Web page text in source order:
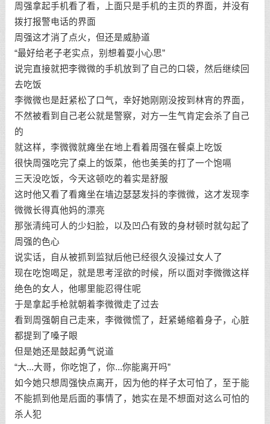
周强拿起手机看了看，上面只是手机的主页的界面，并没有
拨打报警电话的界面
周强这才消了点火，但还是威胁道
“最好给老子老实点，别想着耍小心思”
说完直接就把李微微的手机放到了自己的口袋，然后继续回
去吃饭
李微微也是赶紧松了口气，幸好她刚刚没按到林宵的界面，
不然被看到自己老公就是警察，对方一生气肯定会杀了自己
的
就这样，李微微就瘫坐在地上看着周强在餐桌上吃饭
很快周强吃完了桌上的饭菜，他也美美的打了一个饱嗝
三天没吃饭，今天这顿吃的着实是舒服
这时他又看了看瘫坐在墙边瑟瑟发抖的李微微，这才发现李
微微长得真他妈的漂亮
那张清纯可人的少妇脸，以及凹凸有致的身材顿时就勾起了
周强的色心
说实话，自从被抓到监狱后他已经很久没操过女人了
现在吃饱喝足，就是思考淫欲的时候，所以面对李微微这样
绝色的女人，他哪里能忍得住呢
于是拿起手枪就朝着李微微走了过去
看到周强朝自己走来，李微微慌了，赶紧蜷缩着身子，心脏
都提到了嗓子眼
但是她还是鼓起勇气说道
“大...大哥，你吃饱了，你...你能离开吗”
如今她只想周强快点离开，因为他的样子太可怕了，至于能
不能抓到他是后面的事情了，她实在是不想面对这么可怕的
杀人犯